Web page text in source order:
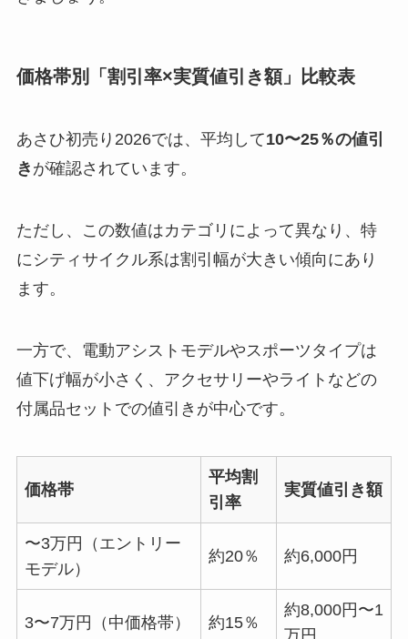
価格帯別「割引率×実質値引き額」比較表
あさひ初売り2026では、平均して10〜25％の値引
き が確認されています。
ただし、この数値はカテゴリによって異なり、特
にシティサイクル系は割引幅が大きい傾向にあり
ます。
一方で、電動アシストモデルやスポーツタイプは
値下げ幅が小さく、アクセサリーやライトなどの
付属品セットでの値引きが中心です。
価格帯
平均割
引率
実質値引き額
〜3万円（エントリー
モデル）
約20％ 約6,000円
3〜7万円（中価格帯） 約15％
約8,000円〜1
万円